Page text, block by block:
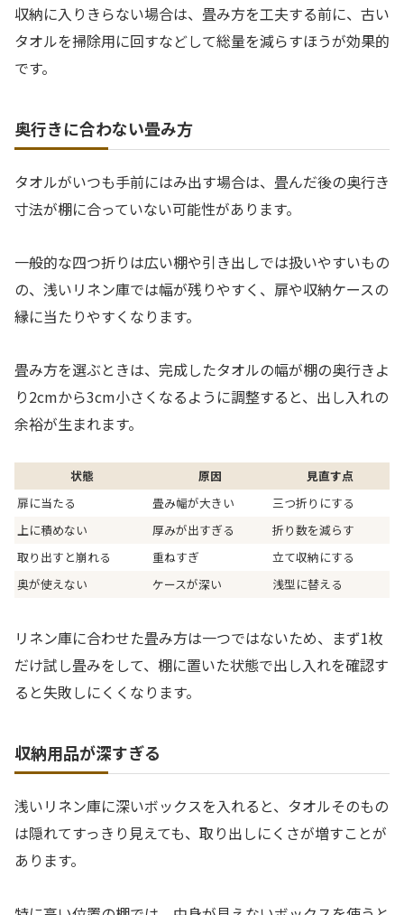
収納に入りきらない場合は、畳み方を工夫する前に、古い
タオルを掃除用に回すなどして総量を減らすほうが効果的
です。
奥行きに合わない畳み方
タオルがいつも手前にはみ出す場合は、畳んだ後の奥行き
寸法が棚に合っていない可能性があります。
一般的な四つ折りは広い棚や引き出しでは扱いやすいもの
の、浅いリネン庫では幅が残りやすく、扉や収納ケースの
縁に当たりやすくなります。
畳み方を選ぶときは、完成したタオルの幅が棚の奥行きよ
り2cmから3cm小さくなるように調整すると、出し入れの
余裕が生まれます。
状態 原因
見直す点
扉に当たる
畳み幅が大きい
三つ折りにする
上に積めない
厚みが出すぎる
折り数を減らす
取り出すと崩れる
重ねすぎ
立て収納にする
奥が使えない
ケースが深い 浅型に替える
リネン庫に合わせた畳み方は一つではないため、まず1枚
だけ試し畳みをして、棚に置いた状態で出し入れを確認す
ると失敗しにくくなります。
収納用品が深すぎる
浅いリネン庫に深いボックスを入れると、タオルそのもの
は隠れてすっきり見えても、取り出しにくさが増すことが
あります。